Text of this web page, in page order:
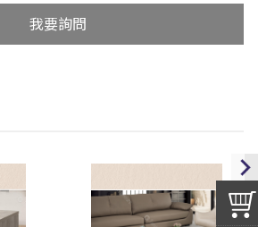
我要詢問